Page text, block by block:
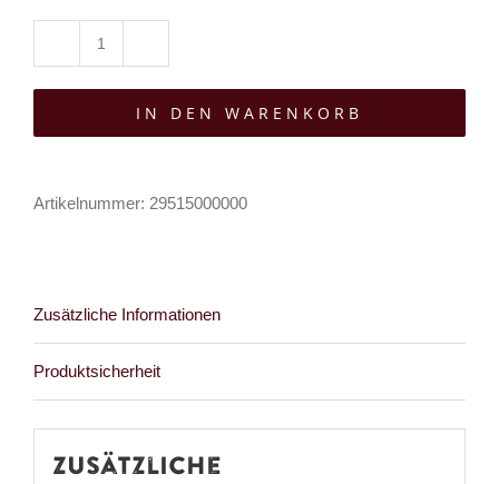
Stofftier
Kreeptures
IN DEN WARENKORB
Artikelnummer: 29515000000
Zusätzliche Informationen
Produktsicherheit
Zusätzliche